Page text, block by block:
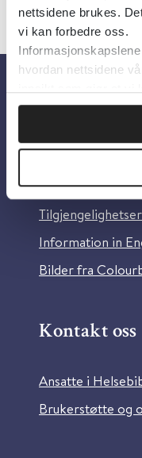
nettsidene brukes.
vi kan forbedre oss.
hvordan nettsidene
Om oss
Personvern og
Information in
Bilder fra
Kontakt oss
Ansatte i
Brukerstøtte og